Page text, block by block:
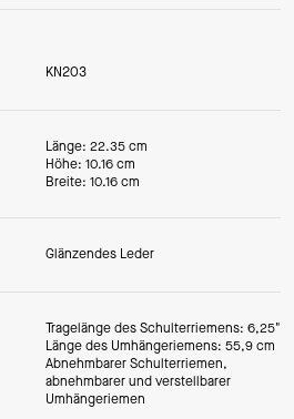
KN203
Länge: 22.35 cm
Höhe: 10.16 cm
Breite: 10.16 cm
Glänzendes Leder
Tragelänge des Schulterriemens: 6,25"
Länge des Umhängeriemens: 55,9 cm
Abnehmbarer Schulterriemen,
abnehmbarer und verstellbarer
Umhängeriemen